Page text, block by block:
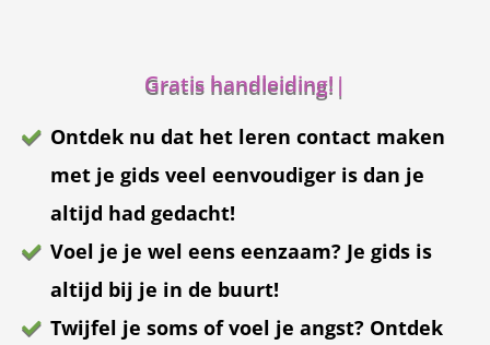
Gratis handleiding!
Ontdek nu dat het leren contact maken
met je gids veel eenvoudiger is dan je
altijd had gedacht!
Voel je je wel eens eenzaam? Je gids is
altijd bij je in de buurt!
Twijfel je soms of voel je angst? Ontdek
zijn